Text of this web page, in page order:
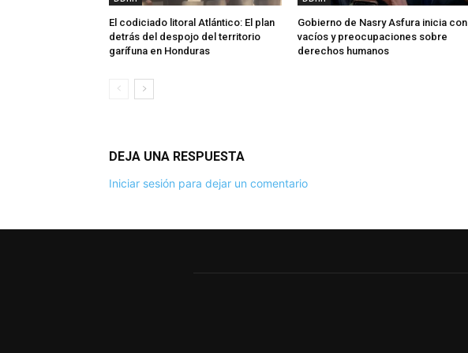
El codiciado litoral Atlántico: El plan
detrás del despojo del territorio
garífuna en Honduras
Gobierno de Nasry Asfura inicia con
vacíos y preocupaciones sobre
derechos humanos
DEJA UNA RESPUESTA
Iniciar sesión para dejar un comentario